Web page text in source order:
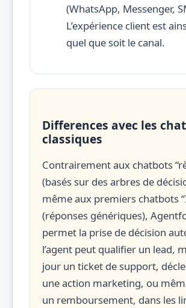
(WhatsApp, Messenger,
L’expérience client est
quel que soit le canal.
Differences avec les
classiques
Contrairement aux chatbots
(basés sur des arbres de
même aux premiers chatbots
(réponses génériques),
permet la prise de décision
l’agent peut qualifier un lead,
jour un ticket de support,
une action marketing, ou
un remboursement, dans les